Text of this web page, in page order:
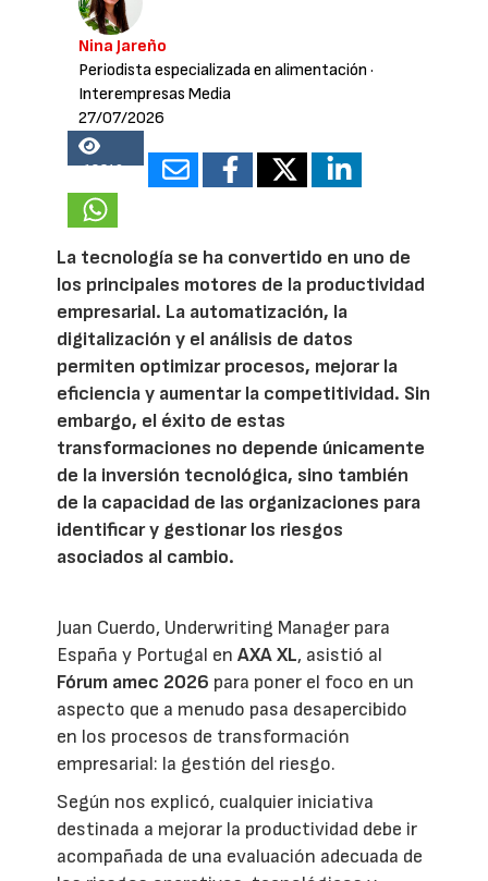
Nina Jareño
Periodista especializada en alimentación ·
Interempresas Media
27/07/2026
18340
La tecnología se ha convertido en uno de
los principales motores de la productividad
empresarial. La automatización, la
digitalización y el análisis de datos
permiten optimizar procesos, mejorar la
eficiencia y aumentar la competitividad. Sin
embargo, el éxito de estas
transformaciones no depende únicamente
de la inversión tecnológica, sino también
de la capacidad de las organizaciones para
identificar y gestionar los riesgos
asociados al cambio.
Juan Cuerdo, Underwriting Manager para
España y Portugal enAXA XL, asistió al
Fórum amec 2026 para poner el foco en un
aspecto que a menudo pasa desapercibido
en los procesos de transformación
empresarial: la gestión del riesgo.
Según nos explicó, cualquier iniciativa
destinada a mejorar la productividad debe ir
acompañada de una evaluación adecuada de